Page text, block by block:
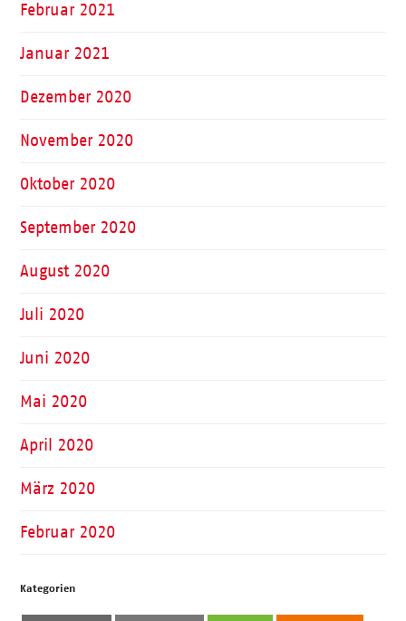
Februar 2021
Januar 2021
Dezember 2020
November 2020
Oktober 2020
September 2020
August 2020
Juli 2020
Juni 2020
Mai 2020
April 2020
März 2020
Februar 2020
Kategorien